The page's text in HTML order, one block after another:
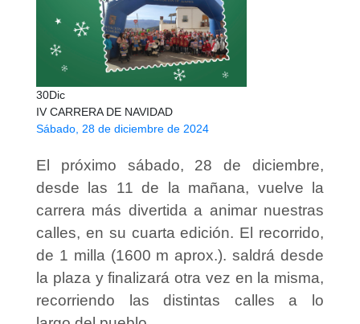
30Dic
IV CARRERA DE NAVIDAD
Sábado, 28 de diciembre de 2024
El próximo sábado, 28 de diciembre,
desde las 11 de la mañana, vuelve la
carrera más divertida a animar nuestras
calles, en su cuarta edición. El recorrido,
de 1 milla (1600 m aprox.). saldrá desde
la plaza y finalizará otra vez en la misma,
recorriendo las distintas calles a lo